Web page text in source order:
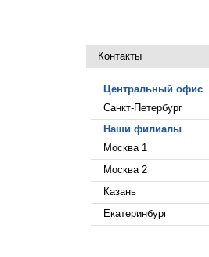
Контакты
Центральный офис
Санкт-Петербург
Наши филиалы
Москва 1
Москва 2
Казань
Екатеринбург